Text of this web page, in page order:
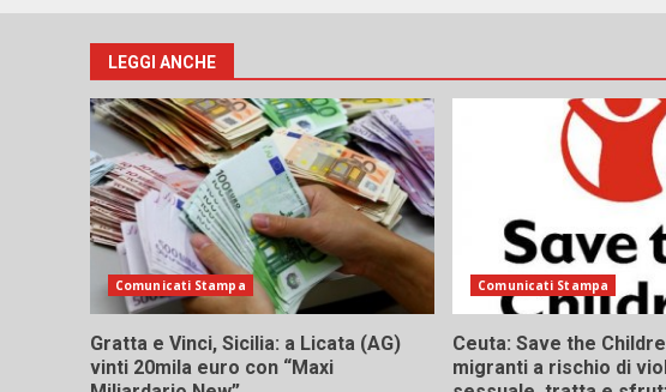
degli
articoli
LEGGI ANCHE
Comunicati Stampa
Gratta e Vinci, Sicilia: a Licata (AG)
vinti 20mila euro con “Maxi
Comunicati Stampa
Ceuta: Save the
migranti a rischio di